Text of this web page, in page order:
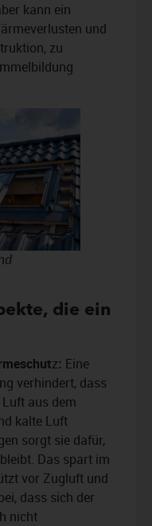
kann ein
und
zu
die ein
z: Eine
verhindert, dass
aus dem
kalte Luft
sorgt sie dafür,
Das spart im
vor Zugluft und
dass sich der
nicht